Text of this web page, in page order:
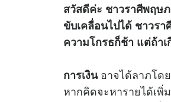
สวัสดีค่ะ ชาวราศีพฤษ
ขับเคลื่อนไปได้ ชาวร
ความโกรธก็ช้า แต่ถ้า
การเงินอาจได้ลาภโด
หากคิดจะหารายได้เพิ่